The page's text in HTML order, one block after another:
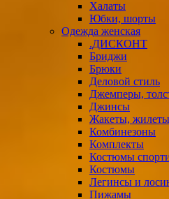
Халаты
Юбки, шорты
Одежда женская
.ДИСКОНТ
Бриджи
Брюки
Деловой стиль
Джемперы,
Джинсы
Жакеты, жилеты
Комбинезоны
Комплекты
Костюмы
Костюмы
Легинсы и
Пижамы